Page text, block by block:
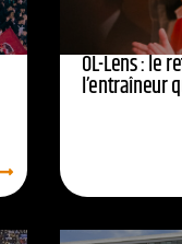
OL-Lens : le
l’entraîneur